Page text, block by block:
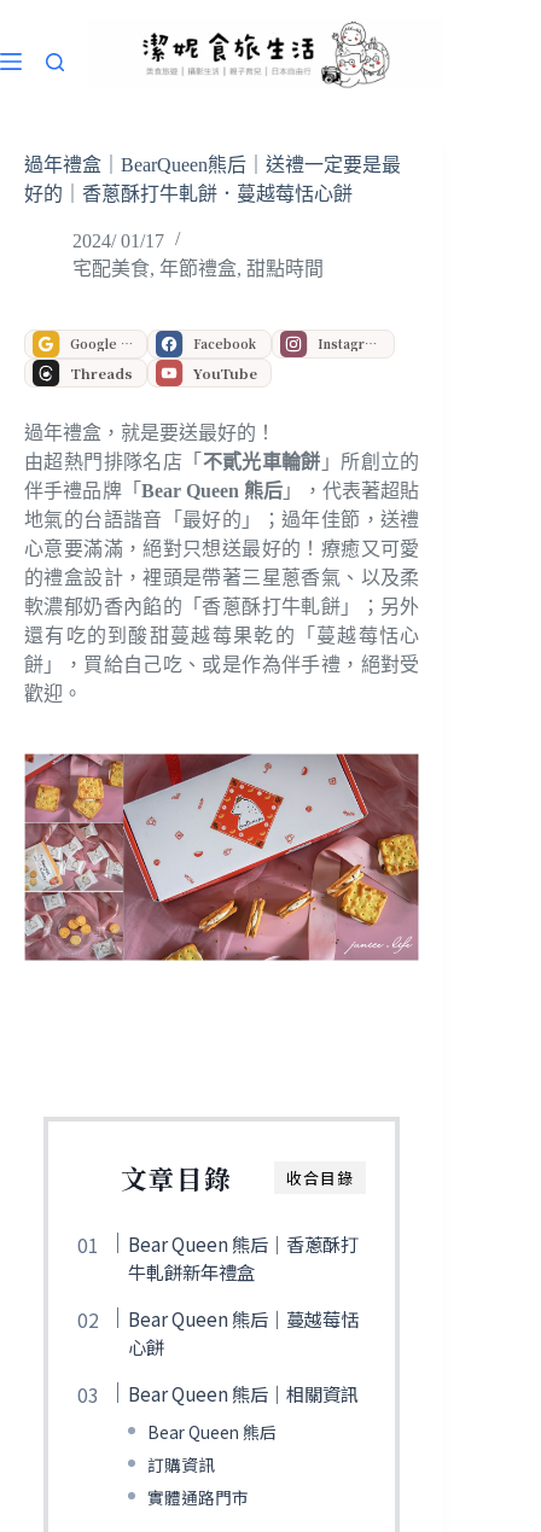
主
過年禮盒｜BearQueen熊后｜送禮一定要是最
好的｜香蔥酥打牛軋餅．蔓越莓恬心餅
2024/ 01/17
宅配美食, 年節禮盒, 甜點時間
Google 偏好來源 Facebook Instagram
Threads YouTube
過年禮盒，就是要送最好的！
由超熱門排隊名店「 不貳光車輪餅 」所創立的
伴手禮品牌「 Bear Queen 熊后 」，代表著超貼
地氣的台語諧音「最好的」；過年佳節，送禮
心意要滿滿，絕對只想送最好的！療癒又可愛
的禮盒設計，裡頭是帶著三星蔥香氣、以及柔
軟濃郁奶香內餡的「香蔥酥打牛軋餅」；另外
還有吃的到酸甜蔓越莓果乾的「蔓越莓恬心
餅」，買給自己吃、或是作為伴手禮，絕對受
歡迎。
收合目錄
文章目錄
Bear Queen 熊后｜香蔥酥打
牛軋餅新年禮盒
Bear Queen 熊后｜蔓越莓恬
心餅
Bear Queen 熊后｜相關資訊
Bear Queen 熊后
訂購資訊
實體通路門市